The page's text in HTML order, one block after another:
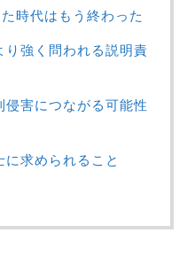
時代はもう終わった
り強く問われる説明責
侵害につながる可能性
に求められること